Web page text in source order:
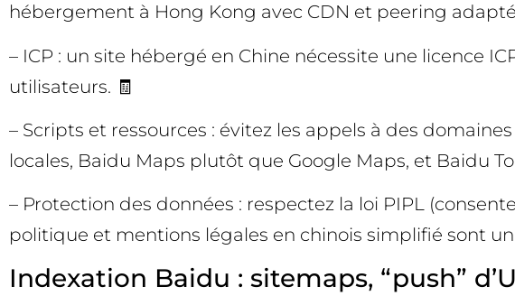
hébergement à Hong Kong avec CDN et peering
– ICP : un site hébergé en Chine nécessite une licence
utilisateurs. 🧾
– Scripts et ressources : évitez les appels à des
locales, Baidu Maps plutôt que Google Maps, et Baidu
– Protection des données : respectez la loi PIPL
politique et mentions légales en chinois simplifié sont
Indexation Baidu : sitemaps, “push”